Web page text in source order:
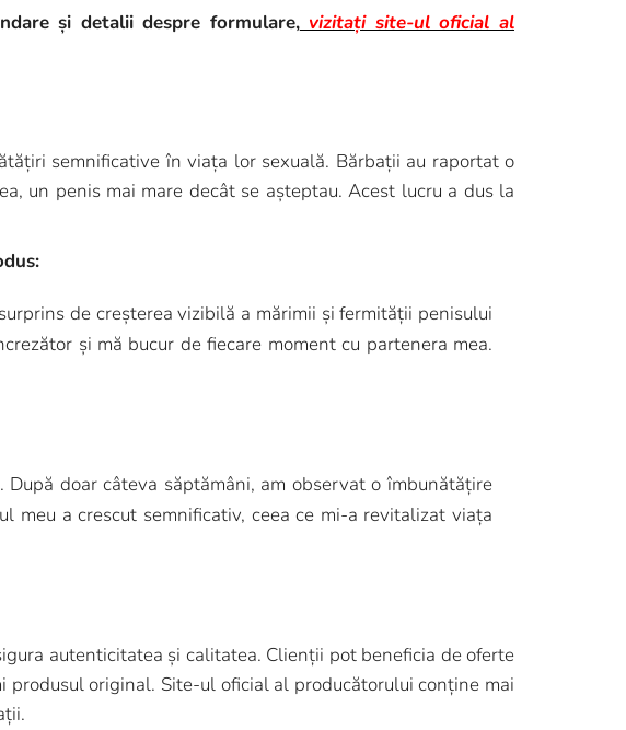
și detalii despre formulare,vizitați site-ul oficial al
semnificative în viața lor sexuală. Bărbații au raportat o
un penis mai mare decât se așteptau. Acest lucru a dus la
de creșterea vizibilă a mărimii și fermității penisului
și mă bucur de fiecare moment cu partenera mea.
doar câteva săptămâni, am observat o îmbunătățire
meu a crescut semnificativ, ceea ce mi-a revitalizat viața
autenticitatea și calitatea. Clienții pot beneficia de oferte
produsul original. Site-ul oficial al producătorului conține mai